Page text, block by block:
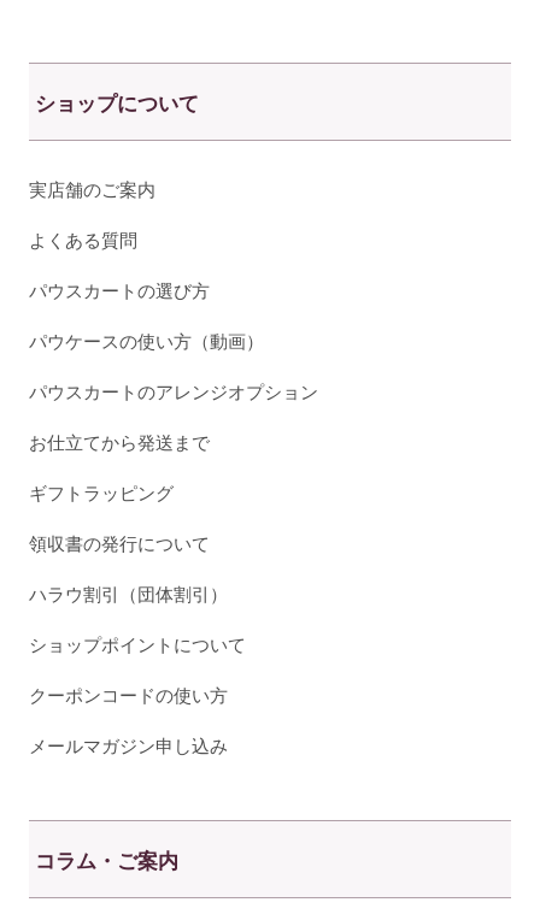
ショップについて
実店舗のご案内
よくある質問
パウスカートの選び方
パウケースの使い方（動画）
パウスカートのアレンジオプション
お仕立てから発送まで
ギフトラッピング
領収書の発行について
ハラウ割引（団体割引）
ショップポイントについて
クーポンコードの使い方
メールマガジン申し込み
コラム・ご案内